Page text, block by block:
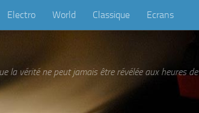
Electro World Classique Ecrans
la vérité ne peut jamais être révélée aux heures